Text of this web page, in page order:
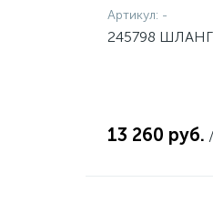
Артикул: -
245798 ШЛАНГ
13 260 руб.